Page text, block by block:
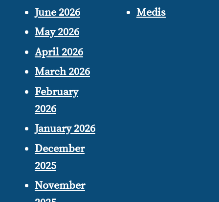
June 2026
May 2026
April 2026
March 2026
February
2026
January 2026
December
2025
November
Medis